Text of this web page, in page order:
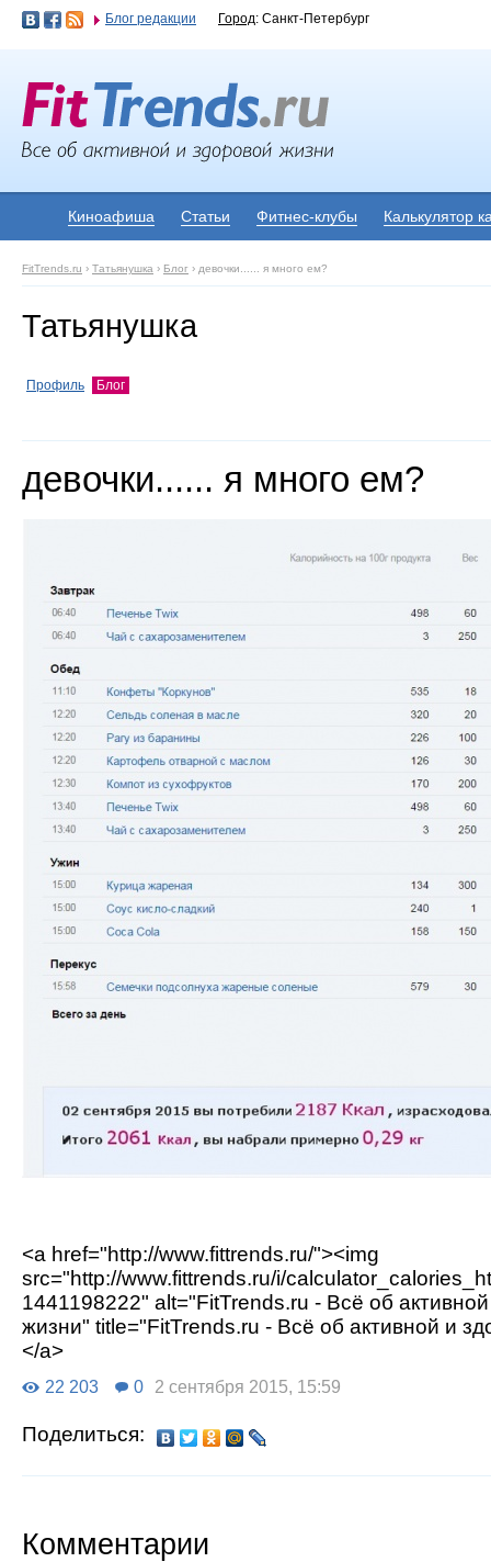
Блог редакции Город: Санкт-Петербург
Киноафиша Статьи Фитнес-клубы Калькулятор
FitTrends.ru › Татьянушка › Блог › девочки...... я много ем?
Татьянушка
Профиль Блог
девочки...... я много ем?
<a href="http://www.fittrends.ru/"><img
src="http://www.fittrends.ru/i/
1441198222" alt="FitTrends.ru - Всё об
жизни" title="FitTrends.ru - Всё об активной и
</a>
22 203 0 2 сентября 2015, 15:59
Поделиться:
Комментарии